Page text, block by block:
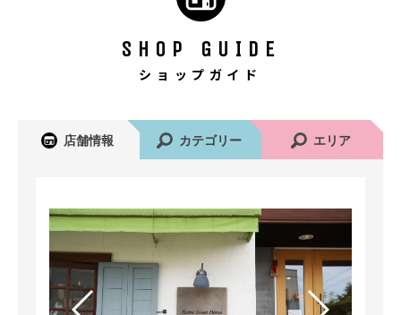
SHOP GUIDE
ショップガイド
店舗情報 カテゴリー エリア